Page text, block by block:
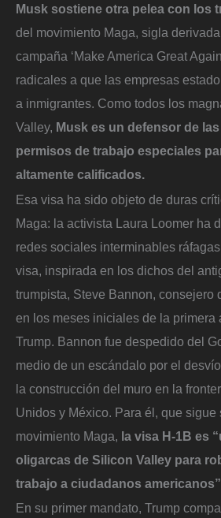
Musk sostiene otra pelea con los
del movimiento Maga, sigla
campaña ‘Make America Great
radicales a que las empresas
a inmigrantes. Como todos los
Valley, Musk es un defensor de
permisos de trabajo especiales
altamente calificados.
Esa visa ha sido objeto de duras
Maga: la activista Laura Loomer ha
redes sociales interminables
visa, inspirada en los dichos del
trumpista, Steve Bannon, consejero
en los meses iniciales de la primera
Trump. Bannon fue despedido del
medio de un escándalo por el
la construcción del muro en la
Unidos y México. Para él, que
movimiento Maga, la visa H-1B es
oligarcas de Silicon Valley para
trabajo a ciudadanos americanos”.
En su primer mandato, Trump